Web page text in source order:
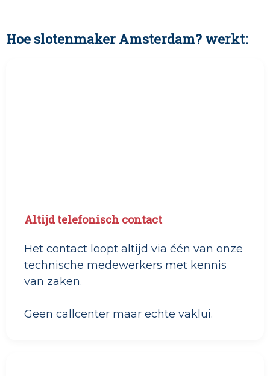
Hoe slotenmaker Amsterdam? werkt:
Altijd telefonisch contact
Het contact loopt altijd via één van onze
technische medewerkers met kennis
van zaken.
Geen callcenter maar echte vaklui.